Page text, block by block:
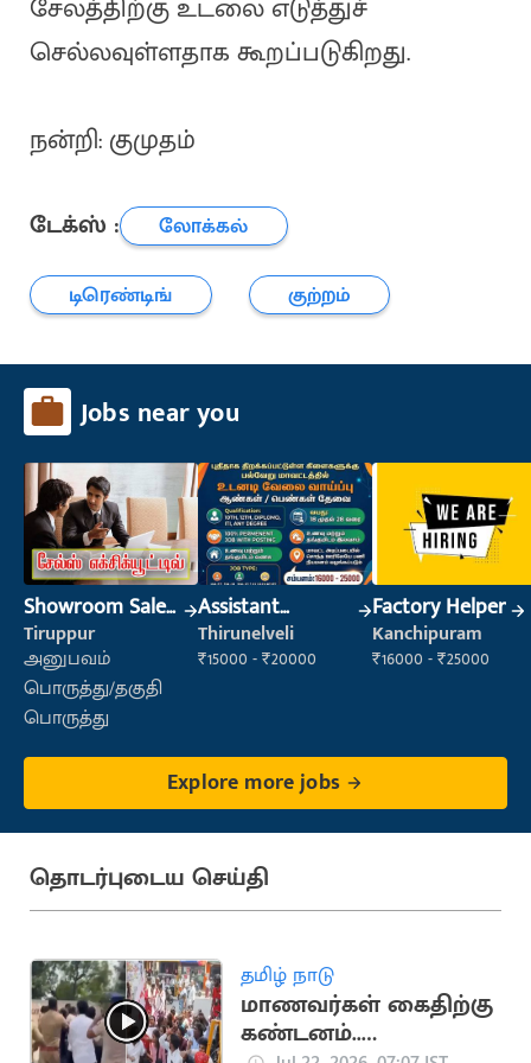
சேலத்திற்கு உடலை எடுத்துச்
செல்லவுள்ளதாக கூறப்படுகிறது.
நன்றி: குமுதம்
டேக்ஸ் :
லோக்கல்
டிரெண்டிங்
குற்றம்
Jobs near you
Showroom Sales
Executive (Retail
Sales)
Tiruppur
அனுபவம்
பொருத்து/தகுதி
பொருத்து
Assistant
Manager
Thirunelveli
₹15000 - ₹20000
Factory Helper
Kanchipuram
₹16000 - ₹25000
Explore more jobs
தொடர்புடைய செய்தி
தமிழ் நாடு
மாணவர்கள் கைதிற்கு
கண்டனம்..